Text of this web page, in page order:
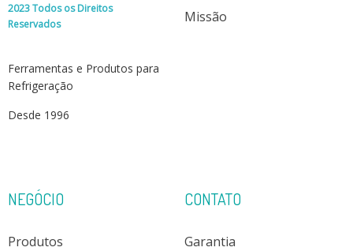
2023 Todos os Direitos
Reservados
Ferramentas e Produtos para
Refrigeração
Desde 1996
Missão
NEGÓCIO
Produtos
CONTATO
Garantia